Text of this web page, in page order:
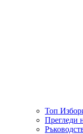
Топ
Прегледи